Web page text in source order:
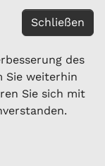
Schließen
des
Sie weiterhin
Sie sich mit